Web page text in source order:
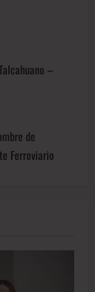
–
de
Ferroviario